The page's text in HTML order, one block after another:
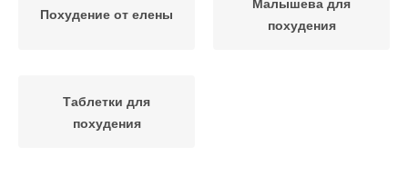
Похудение от елены
похудения
Таблетки для
похудения